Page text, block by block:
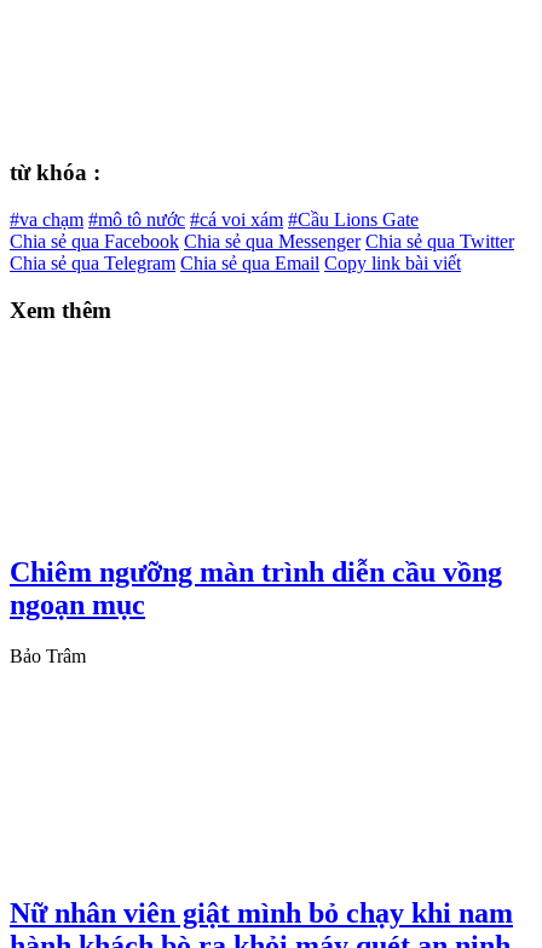
từ khóa :
#va chạm #mô tô nước #cá voi xám #Cầu Lions Gate
Chia sẻ qua Facebook Chia sẻ qua Messenger Chia sẻ qua Twitter
Chia sẻ qua Telegram Chia sẻ qua Email Copy link bài viết
Xem thêm
Chiêm ngưỡng màn trình diễn cầu vồng
ngoạn mục
Bảo Trâm
Nữ nhân viên giật mình bỏ chạy khi nam